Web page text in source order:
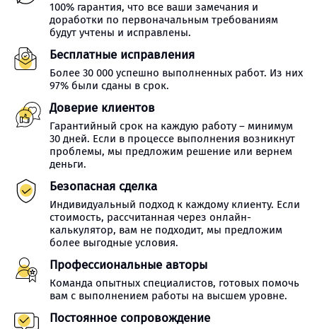
100% гарантия, что все ваши замечания и
доработки по первоначальным требованиям
будут учтены и исправлены.
Бесплатные исправления
Более 30 000 успешно выполненных работ. Из них
97% были сданы в срок.
Доверие клиентов
Гарантийный срок на каждую работу – минимум
30 дней. Если в процессе выполнения возникнут
проблемы, мы предложим решение или вернем
деньги.
Безопасная сделка
Индивидуальный подход к каждому клиенту. Если
стоимость, рассчитанная через онлайн-
калькулятор, вам не подходит, мы предложим
более выгодные условия.
Профессиональные авторы
Команда опытных специалистов, готовых помочь
вам с выполнением работы на высшем уровне.
Постоянное сопровождение